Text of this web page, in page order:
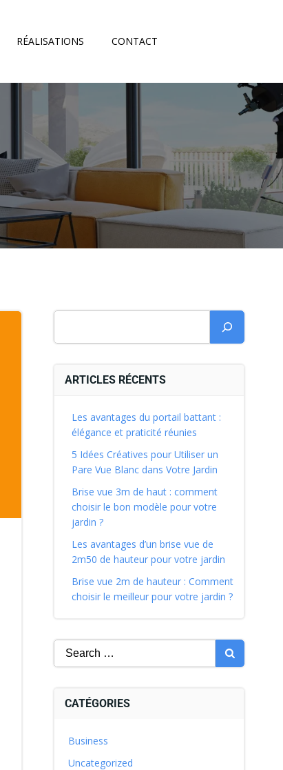
RÉALISATIONS CONTACT
ARTICLES RÉCENTS
Les avantages du portail battant :
élégance et praticité réunies
5 Idées Créatives pour Utiliser un
Pare Vue Blanc dans Votre Jardin
Brise vue 3m de haut : comment
choisir le bon modèle pour votre
jardin ?
Les avantages d’un brise vue de
2m50 de hauteur pour votre jardin
Brise vue 2m de hauteur : Comment
choisir le meilleur pour votre jardin ?
CATÉGORIES
Business
Uncategorized